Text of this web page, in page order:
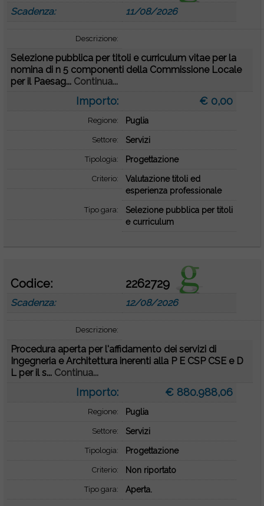
Scadenza: 11/08/2026
Descrizione:
Selezione pubblica per titoli e curriculum vitae per la
nomina di n 5 componenti della Commissione Locale
per il Paesag... Continua...
Importo: € 0,00
Regione: Puglia
Settore: Servizi
Tipologia: Progettazione
Criterio:
Valutazione titoli ed
esperienza professionale
Tipo gara:
Selezione pubblica per titoli
e curriculum
Codice: 2262729
Scadenza: 12/08/2026
Descrizione:
Procedura aperta per l'affidamento dei servizi di
Ingegneria e Architettura inerenti alla P E CSP CSE e D
L per il s... Continua...
Importo: € 880.988,06
Regione: Puglia
Settore: Servizi
Tipologia: Progettazione
Criterio: Non riportato
Tipo gara: Aperta.